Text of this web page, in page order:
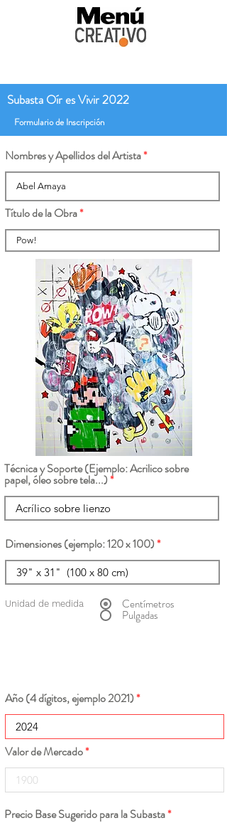
Subasta Oír es Vivir 2022
Formulario de Inscripción
Nombres y Apellidos del Artista
Título de la Obra
Técnica y Soporte (Ejemplo: Acrilico sobre
papel, óleo sobre tela...)
Dimensiones (ejemplo: 120 x 100)
Unidad de medida Centímetros
Pulgadas
Año (4 dígitos, ejemplo 2021)
Valor de Mercado
Precio Base Sugerido para la Subasta